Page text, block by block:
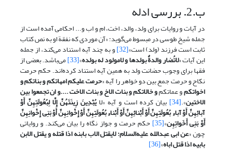
ب.2. بررسی ادله
در آیات و روایات برای ولد، والد، اخت، ام و اب و... احکامی آمده است از
جمله شیخ طوسی در مبسوط می‌گوید: «آن موردی که نفقة او به نص کتاب
ثابت است فرزند (ولد) است»[32] و به چند آیه استناد می‌کند، از جمله
این آیات «لاتُضار والدةٌ بولدها و لامولود له بولده»
[33] می‌باشد. بعضی از
فقها برای وجوب حضانت ولد به همین آیه استناد کرده‌اند. حکم حرمت
نکاح و حرمت جمع بین دو خواهر را آیه «حرمت علیکم امهاتکم و بناتکم و
اخواتکمو عماتکمو خالاتکم و بنات الاخ و بنات الاخت ....و ان تجمعوا بین
الاختین».
[34] بیان کرده است و آیه «لایُبْدِینَزِینَتَهُنَّ إِلَّا لِبُعُولَتِهِنَّ أَوْ
آبائِهِنَّ أَوْ آباءِ بُعُولَتِهِنَّ أَوْ أَبْنائِهِنَّ أَوْ أَبْناءِ بُعُولَتِهِنَّ أَوْ إِخْوانِهِنَّ أَوْ بَنِی إِخْوانِهِنَّ
أَوْ بَنِی أَخَواتِهِن»
[35] حکم حرمت و جواز نگاه را بیان می‌کند. و روایاتی
چون «عن ابی عبدالله علیه‌السلام: لایقتل الاب بابنه اذا قتله و یقتل الابن
بابیه اذا قتل اباه»
[36]